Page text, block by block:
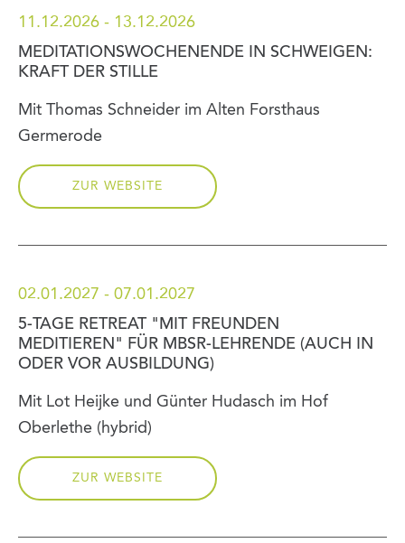
11.12.2026 - 13.12.2026
MEDITATIONSWOCHENENDE IN SCHWEIGEN:
KRAFT DER STILLE
Mit Thomas Schneider im Alten Forsthaus
Germerode
ZUR WEBSITE
02.01.2027 - 07.01.2027
5-TAGE RETREAT "MIT FREUNDEN
MEDITIEREN" FÜR MBSR-LEHRENDE (AUCH IN
ODER VOR AUSBILDUNG)
Mit Lot Heijke und Günter Hudasch im Hof
Oberlethe (hybrid)
ZUR WEBSITE